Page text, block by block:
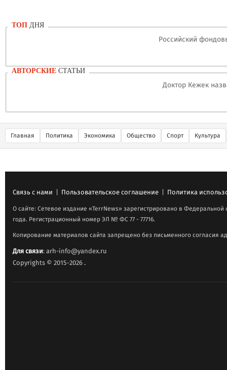
ТОП ДНЯ
Российский
АВТОРСКИЕ СТАТЬИ
Доктор Кежек
Главная Политика Экономика Общество Спорт Культура
Связь с нами | Пользовательское соглашение | Политика
О сайте: Сетевое издание «TerrNews» зарегистрировано в
года. Регистрационный номер ЭЛ № ФС 77 - 77716.
Копирование материалов сайта запрещено без письменного согласия
Для связи: arh-info@yandex.ru
Copyrights © 2015-2026.